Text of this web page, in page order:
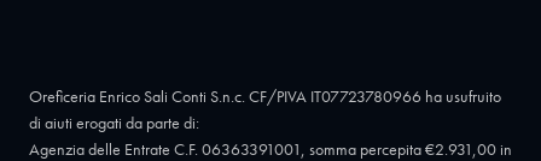
Oreficeria Enrico Sali Conti S.n.c. CF/PIVA IT07723780966 ha usufruito
di aiuti erogati da parte di:
Agenzia delle Entrate C.F. 06363391001, somma percepita €2.931,00 in